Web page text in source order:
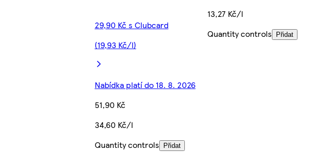
29,90 Kč s Clubcard
(19,93 Kč/l)
Nabídka platí do 18. 8. 2026
51,90 Kč
34,60 Kč/l
Quantity controls
Přidat
13,27 Kč/l
Quantity controls
Přidat